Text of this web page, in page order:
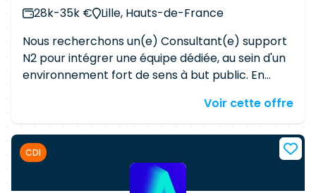
28k-35k €
Lille, Hauts-de-France
Nous recherchons un(e) Consultant(e) support
N2 pour intégrer une équipe dédiée, au sein d'un
environnement fort de sens à but public. En
adhérents, vous participez activement au
incidents niveau 2. Vous rejoindrez une équipe
alliant expertise fonctionnelle et compétences
techniques, garantissant un haut niveau de
Voir cette offre
CDI